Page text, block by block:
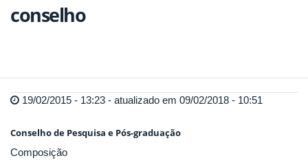
conselho
19/02/2015 - 13:23 - atualizado em 09/02/2018 - 10:51
Conselho de Pesquisa e Pós-graduação
Composição